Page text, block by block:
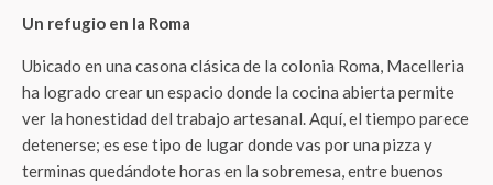
Un refugio en la Roma
Ubicado en una casona clásica de la colonia Roma, Macelleria
ha logrado crear un espacio donde la cocina abierta permite
ver la honestidad del trabajo artesanal. Aquí, el tiempo parece
detenerse; es ese tipo de lugar donde vas por una pizza y
terminas quedándote horas en la sobremesa, entre buenos